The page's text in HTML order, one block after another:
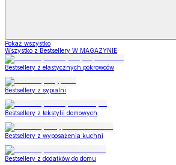
Pokaż wszystko
Wszystko z Bestsellery W MAGAZYNIE
Bestsellery z elastycznych pokrowców
Bestsellery z sypialni
Bestsellery z tekstylii domowych
Bestsellery z wyposażenia kuchni
Bestsellery z dodatków do domu